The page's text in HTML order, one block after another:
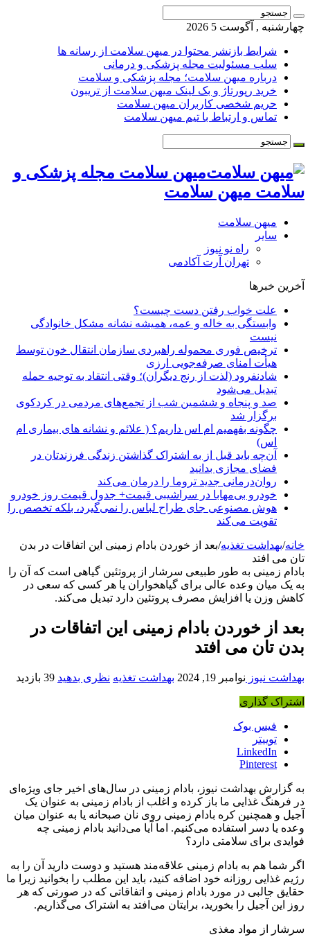
چهارشنبه , آگوست 5 2026
شرایط بازنشر محتوا در میهن سلامت از رسانه ها
سلب مسئولیت مجله پزشکی و درمانی
درباره میهن سلامت؛ مجله پزشکی و سلامت
خرید رپورتاژ و بک لینک میهن سلامت از تریبون
حریم شخصی کاربران میهن سلامت
تماس و ارتباط با تیم میهن سلامت
میهن سلامت مجله پزشکی و
سلامت میهن سلامت
میهن سلامت
سایر
راه نو نیوز
تهران آرت آکادمی
آخرین خبرها
علت خواب رفتن دست چیست؟
وابستگی به خاله و عمه، همیشه نشانه مشکل خانوادگی
نیست
ترخیص فوری محموله راهبردی سازمان انتقال خون توسط
هیأت امنای صرفه‌جویی ارزی
شادنفرود (لذت از رنج دیگران)؛ وقتی انتقاد به توجیه حمله
تبدیل می‌شود
صد و پنجاه‌ و ششمین شب از تجمع‌های مردمی در کردکوی
برگزار شد
چگونه بفهمیم ام اس داریم؟ ( علائم و نشانه های بیماری ام
اس)
آن‌چه باید قبل از به اشتراک گذاشتن زندگی فرزندتان در
فضای مجازی بدانید
روان‌درمانی جدید تروما را درمان می‌کند
خودرو بی‌مهابا در سراشیبی قیمت+ جدول قیمت روز خودرو
هوش مصنوعی جای طراح لباس را نمی‌گیرد، بلکه تخصص را
تقویت می‌کند
خانه/بهداشت تغذیه/بعد از خوردن بادام زمینی این اتفاقات در بدن
تان می افتد
بادام زمینی به طور طبیعی سرشار از پروتئین گیاهی است که آن را
به یک میان وعده عالی برای گیاهخواران یا هر کسی که سعی در
کاهش وزن یا افزایش مصرف پروتئین دارد تبدیل می‌کند.
بعد از خوردن بادام زمینی این اتفاقات در
بدن تان می افتد
بهداشت نیوز نوامبر 19, 2024 بهداشت تغذیه نظری بدهید 39 بازدید
اشتراک گذاری
فیس بوک
توییتر
LinkedIn
Pinterest
به گزارش بهداشت نیوز، بادام زمینی در سال‌های اخیر جای ویژه‌ای
در فرهنگ غذایی ما باز کرده و اغلب از بادام زمینی به عنوان یک
آجیل و همچنین کره بادام زمینی روی نان صبحانه یا به عنوان میان
وعده یا دسر استفاده می‌کنیم. اما آیا می‌دانید بادام زمینی چه
فوایدی برای سلامتی دارد؟
اگر شما هم به بادام زمینی علاقه‌مند هستید و دوست دارید آن را به
رژیم غذایی روزانه خود اضافه کنید، باید این مطلب را بخوانید زیرا ما
حقایق جالبی در مورد بادام زمینی و اتفاقاتی که در صورتی که هر
روز این آجیل را بخورید، برایتان می‌افتد به اشتراک می‌گذاریم.
سرشار از مواد مغذی